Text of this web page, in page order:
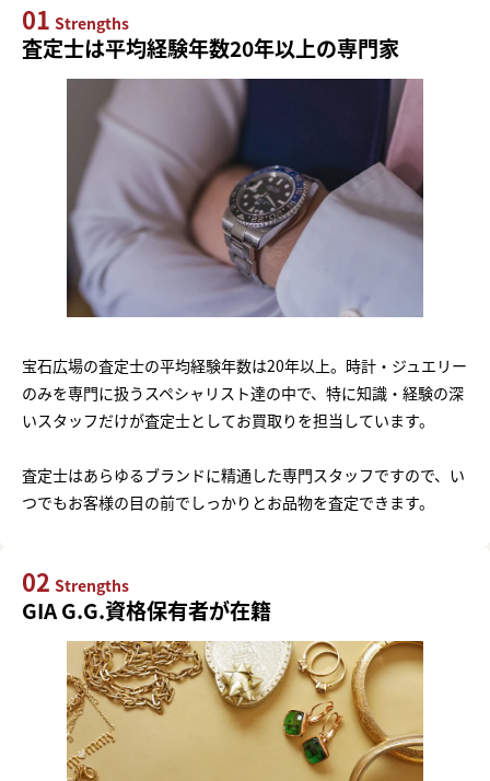
01 Strengths
査定士は平均経験年数20年以上の専門家
宝石広場の査定士の平均経験年数は20年以上。時計・ジュエリー
のみを専門に扱うスペシャリスト達の中で、特に知識・経験の深
いスタッフだけが査定士としてお買取りを担当しています。
査定士はあらゆるブランドに精通した専門スタッフですので、い
つでもお客様の目の前でしっかりとお品物を査定できます。
02 Strengths
GIA G.G.資格保有者が在籍